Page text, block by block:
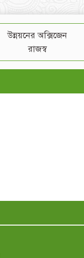
উন্নয়নের অক্সিজেন
রাজস্ব